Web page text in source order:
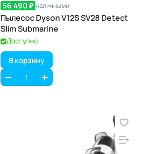
56 490 ₽ наличными
Пылесос Dyson V12S SV28 Detect
Slim Submarine
Доступно
В корзину